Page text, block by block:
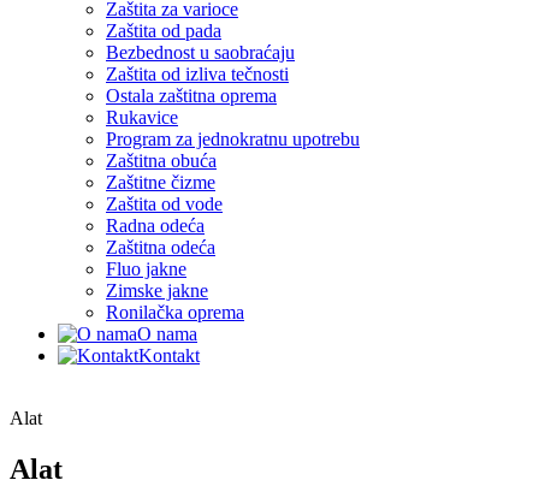
Zaštita za varioce
Zaštita od pada
Bezbednost u saobraćaju
Zaštita od izliva tečnosti
Ostala zaštitna oprema
Rukavice
Program za jednokratnu upotrebu
Zaštitna obuća
Zaštitne čizme
Zaštita od vode
Radna odeća
Zaštitna odeća
Fluo jakne
Zimske jakne
Ronilačka oprema
O nama
Kontakt
Alat
Alat